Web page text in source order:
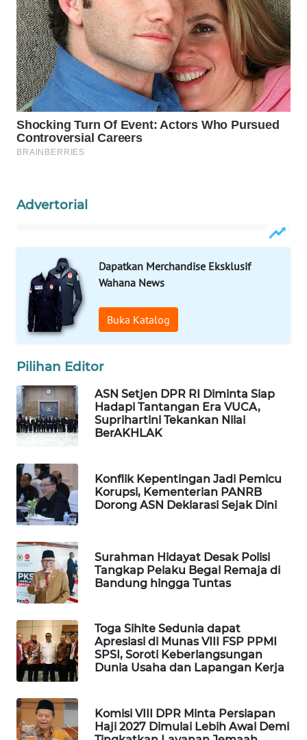
Advertorial
Dapatkan Merchandise Eksklusif
Wahana News
Buka Katalog
Pilihan Editor
ASN Setjen DPR RI Diminta Siap
Hadapi Tantangan Era VUCA,
Suprihartini Tekankan Nilai
BerAKHLAK
Konflik Kepentingan Jadi Pemicu
Korupsi, Kementerian PANRB
Dorong ASN Deklarasi Sejak Dini
Surahman Hidayat Desak Polisi
Tangkap Pelaku Begal Remaja di
Bandung hingga Tuntas
Toga Sihite Sedunia dapat
Apresiasi di Munas VIII FSP PPMI
SPSI, Soroti Keberlangsungan
Dunia Usaha dan Lapangan Kerja
Komisi VIII DPR Minta Persiapan
Haji 2027 Dimulai Lebih Awal Demi
ADVOKAT
WAHANA
INFRASTRUKTUR
WAHANA
KONSUMEN
WAHANA
WAHANA
TRAVEL
WAHANA
WAHANANEWS
ID
CO ID
WAHANANEWS
NET
WAHANA
SPORT
WAHANA
UMKM
WAHANA
SELEB
WAHANA
WAHANA
OTOMOTIF
WAHANA
HEALTH